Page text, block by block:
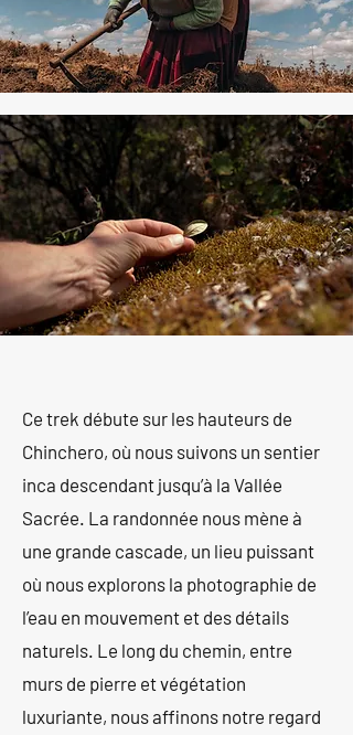
Ce trek débute sur les hauteurs de
Chinchero, où nous suivons un sentier
inca descendant jusqu’à la Vallée
Sacrée. La randonnée nous mène à
une grande cascade, un lieu puissant
où nous explorons la photographie de
l’eau en mouvement et des détails
naturels. Le long du chemin, entre
murs de pierre et végétation
luxuriante, nous affinons notre regard